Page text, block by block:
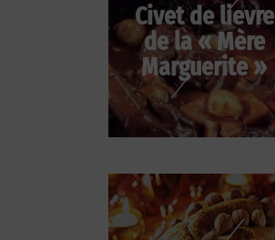
Civet de lievre
de la « Mère
Marguerite »